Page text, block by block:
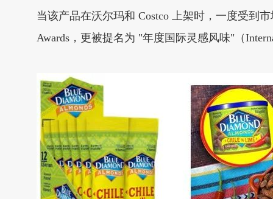
当该产品在沃尔玛和 Costco 上架时，一度受到
Awards，更被提名为 "年度国际灵感风味"（